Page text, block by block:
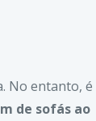
No entanto,
de sofás ao